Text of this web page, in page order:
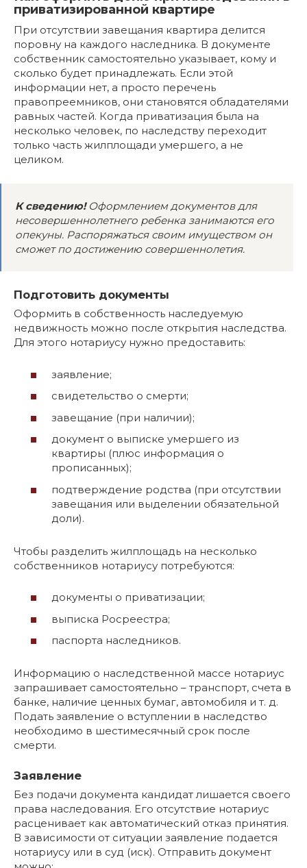
приватизированной квартире
При отсутствии завещания квартира делится
поровну на каждого наследника. В документе
собственник самостоятельно указывает, кому и
сколько будет принадлежать. Если этой
информации нет, а просто перечень
правопреемников, они становятся обладателями
равных частей. Когда приватизация была на
несколько человек, по наследству переходит
только часть жилплощади умершего, а не
целиком.
К сведению!Оформлением документов для
несовершеннолетнего ребенка занимаются его
опекуны. Распоряжаться своим имуществом он
сможет по достижению совершеннолетия.
Подготовить документы
Оформить в собственность наследуемую
недвижность можно после открытия наследства.
Для этого нотариусу нужно предоставить:
заявление;
свидетельство о смерти;
завещание (при наличии);
документ о выписке умершего из
квартиры (плюс информация о
прописанных);
подтверждение родства (при отсутствии
завещания или выделении обязательной
доли).
Чтобы разделить жилплощадь на несколько
собственников нотариусу потребуются:
документы о приватизации;
выписка Росреестра;
паспорта наследников.
Информацию о наследственной массе нотариус
запрашивает самостоятельно – транспорт, счета в
банке, наличие ценных бумаг, автомобиля и т. д.
Подать заявление о вступлении в наследство
необходимо в шестимесячный срок после
смерти.
Заявление
Без подачи документа кандидат лишается своего
права наследования. Его отсутствие нотариус
расценивает как автоматический отказ принятия.
В зависимости от ситуации заявление подается
нотариусу или в суд (иск). Отправить документ